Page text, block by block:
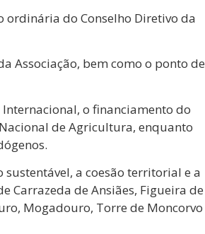
ordinária do Conselho Diretivo da
Associação, bem como o ponto de
o financiamento do
de Agricultura, enquanto
a coesão territorial e a
Carrazeda de Ansiães, Figueira de
Mogadouro, Torre de Moncorvo